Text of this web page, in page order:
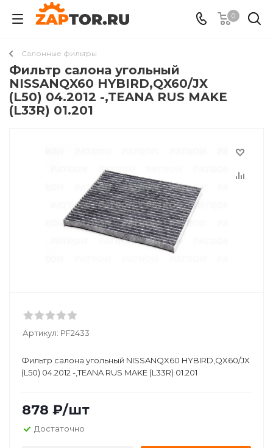
0
Салонные фильтры
Фильтр салона угольный
NISSANQX60 HYBIRD,QX60/JX
(L50) 04.2012 -,TEANA RUS MAKE
(L33R) 01.201
Артикул: PF2433
Фильтр салона угольный NISSANQX60 HYBIRD,QX60/JX
(L50) 04.2012 -,TEANA RUS MAKE (L33R) 01.201
878 ₽/шт
Достаточно